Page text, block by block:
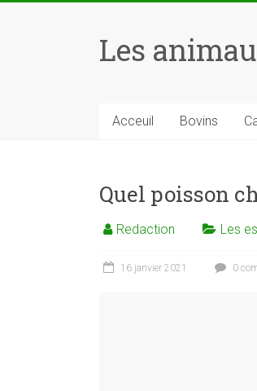
Les
Acceuil Bovins
Quel poisson
Redaction Les
16 janvier 2021 0